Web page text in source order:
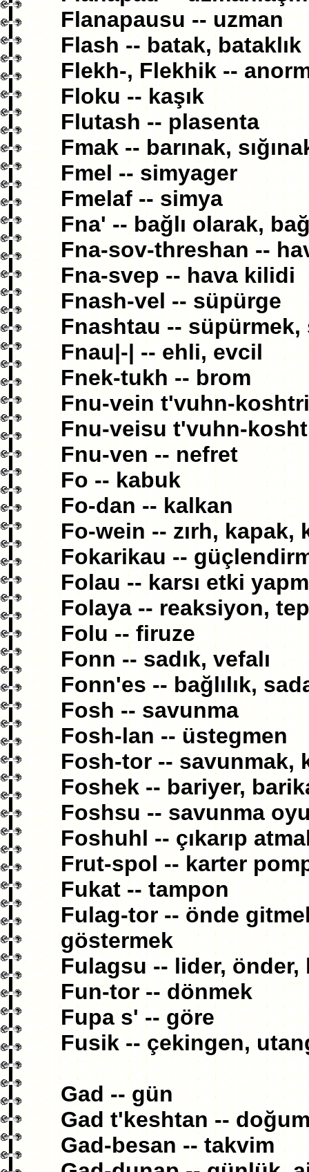
Flanapausu -- uzman
Flash -- batak, bataklık
Flekh-, Flekhik --
Floku -- kaşık
Flutash -- plasenta
Fmak -- barınak,
Fmel -- simyager
Fmelaf -- simya
Fna' -- bağlı olarak,
Fna-sov-threshan --
Fna-svep -- hava kilidi
Fnash-vel -- süpürge
Fnashtau --
Fnau|-| -- ehli, evcil
Fnek-tukh -- brom
Fnu-vein t'vuhn-koshtri
Fnu-veisu t'vuhn-
Fnu-ven -- nefret
Fo -- kabuk
Fo-dan -- kalkan
Fo-wein -- zırh, kapak,
Fokarikau --
Folau -- karsı etki
Folaya -- reaksiyon,
Folu -- firuze
Fonn -- sadık, vefalı
Fonn'es -- bağlılık,
Fosh -- savunma
Fosh-lan -- üstegmen
Fosh-tor -- savunmak,
Foshek -- bariyer,
Foshsu -- savunma
Foshuhl -- çıkarıp
Frut-spol -- karter
Fukat -- tampon
Fulag-tor -- önde
göstermek
Fulagsu -- lider, önder,
Fun-tor -- dönmek
Fupa s' -- göre
Fusik -- çekingen,
Gad -- gün
Gad t'keshtan --
Gad-besan -- takvim